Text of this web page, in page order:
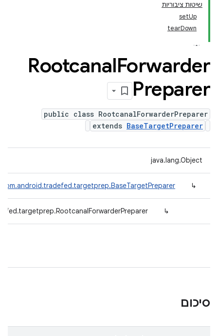
שיטות ציבוריות
setUp
tearDown
RootcanalForwarder
Preparer
public class RootcanalForwarderPreparer
extends BaseTargetPreparer
java.lang.Object
↳
com.android.tradefed.targetprep.BaseTargetPreparer
↳
סיכום